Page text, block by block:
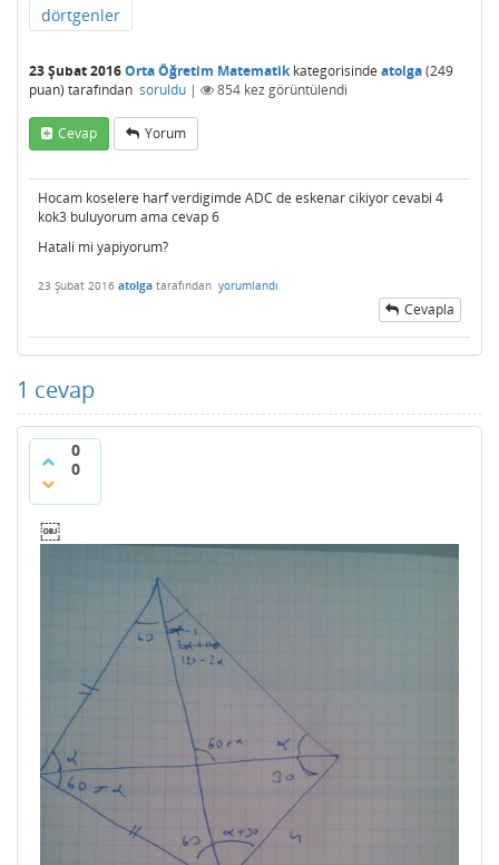
dörtgenler
23 Şubat 2016Orta Öğretim Matematikkategorisinde atolga(249
puan) tarafından soruldu | 854 kez görüntülendi
Cevap Yorum
Hocam koselere harf verdigimde ADC de eskenar cikiyor cevabi 4
kok3 buluyorum ama cevap 6
Hatali mi yapiyorum?
23 Şubat 2016 atolga tarafından yorumlandı
Cevapla
1 cevap
0
0
￼